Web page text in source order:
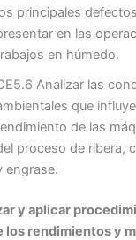
principales
en las
en húmedo.
Analizar las
que
de las
proceso de ribera,
engrase.
y aplicar
los rendimientos y